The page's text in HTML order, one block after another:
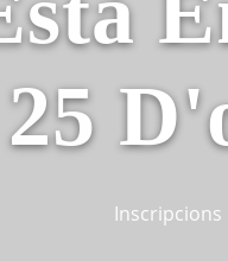
Inscripcions